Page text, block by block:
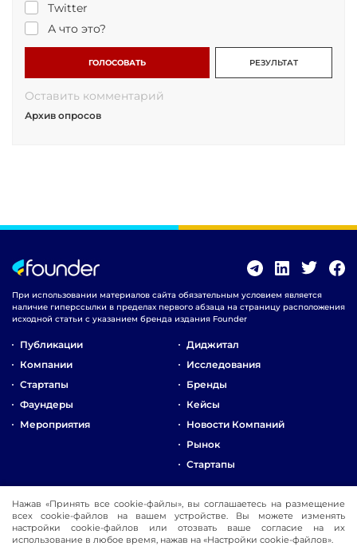
Twitter
А что это?
ГОЛОСОВАТЬ РЕЗУЛЬТАТ
Оставить комментарий
Архив опросов
При использовании материалов сайта обязательным условием является
наличие гиперссылки в пределах первого абзаца на страницу расположения
исходной статьи с указанием бренда издания Founder
Публикации
Компании
Стартапы
Фаундеры
Мероприятия
Диджитал
Исследования
Бренды
Кейсы
Новости Компаний
Рынок
Стартапы
Реклама
Контакты
Нажав «Принять все cookie-файлы», вы соглашаетесь на размещение
всех cookie-файлов на вашем устройстве. Вы можете изменять
настройки cookie-файлов или отозвать ваше согласие на их
использование в любое время, нажав на «Настройки cookie-файлов».